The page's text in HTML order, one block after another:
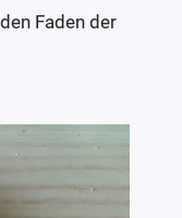
Faden der